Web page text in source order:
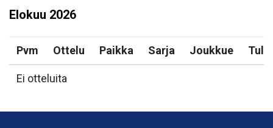
Elokuu 2026
Pvm Ottelu Paikka Sarja Joukkue
Ei otteluita